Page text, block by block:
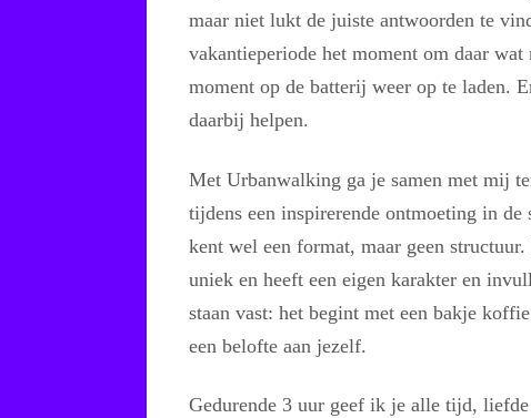
maar niet lukt de juiste antwoorden te
vakantieperiode het moment om daar wat
moment op de batterij weer op te laden.
daarbij helpen.
Met Urbanwalking ga je samen met mij
tijdens een inspirerende ontmoeting in de
kent wel een format, maar geen
uniek en heeft een eigen karakter en
staan vast: het begint met een bakje
een belofte aan jezelf.
Gedurende 3 uur geef ik je alle tijd, liefde